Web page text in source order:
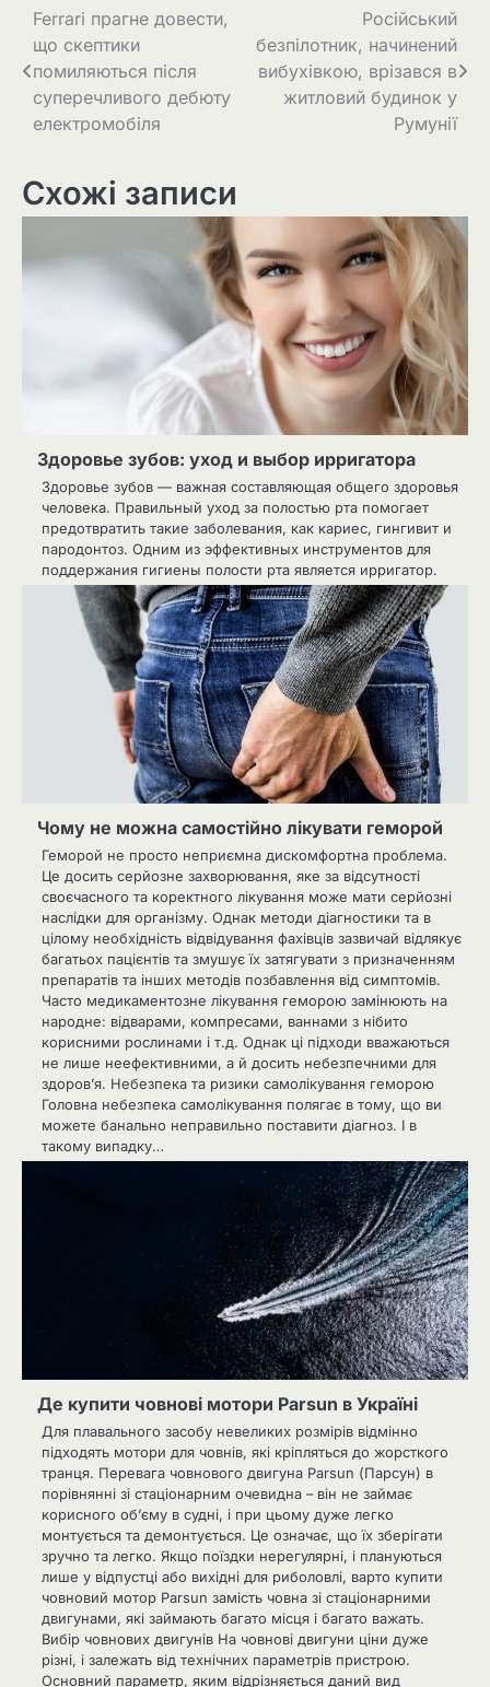
Навігація
записів
Ferrari прагне довести,
що скептики
помиляються після
суперечливого дебюту
електромобіля
Російський
безпілотник, начинений
вибухівкою, врізався в
житловий будинок у
Румунії
Схожі записи
Здоровье зубов: уход и выбор ирригатора
Здоровье зубов — важная составляющая общего здоровья
человека. Правильный уход за полостью рта помогает
предотвратить такие заболевания, как кариес, гингивит и
пародонтоз. Одним из эффективных инструментов для
поддержания гигиены полости рта является ирригатор.
Чому не можна самостійно лікувати геморой
Геморой не просто неприємна дискомфортна проблема.
Це досить серйозне захворювання, яке за відсутності
своєчасного та коректного лікування може мати серйозні
наслідки для організму. Однак методи діагностики та в
цілому необхідність відвідування фахівців зазвичай відлякує
багатьох пацієнтів та змушує їх затягувати з призначенням
препаратів та інших методів позбавлення від симптомів.
Часто медикаментозне лікування геморою замінюють на
народне: відварами, компресами, ваннами з нібито
корисними рослинами і т.д. Однак ці підходи вважаються
не лише неефективними, а й досить небезпечними для
здоров’я. Небезпека та ризики самолікування геморою
Головна небезпека самолікування полягає в тому, що ви
можете банально неправильно поставити діагноз. І в
такому випадку…
Де купити човнові мотори Parsun в Україні
Для плавального засобу невеликих розмірів відмінно
підходять мотори для човнів, які кріпляться до жорсткого
транця. Перевага човнового двигуна Parsun (Парсун) в
порівнянні зі стаціонарним очевидна – він не займає
корисного об’єму в судні, і при цьому дуже легко
монтується та демонтується. Це означає, що їх зберігати
зручно та легко. Якщо поїздки нерегулярні, і плануються
лише у відпустці або вихідні для риболовлі, варто купити
човновий мотор Parsun замість човна зі стаціонарними
двигунами, які займають багато місця і багато важать.
Вибір човнових двигунів На човнові двигуни ціни дуже
різні, і залежать від технічних параметрів пристрою.
Основний параметр, яким відрізняється даний вид